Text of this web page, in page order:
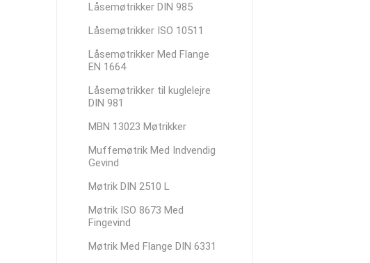
Låsemøtrikker DIN 985
Låsemøtrikker ISO 10511
Låsemøtrikker Med Flange
EN 1664
Låsemøtrikker til kuglelejre
DIN 981
MBN 13023 Møtrikker
Muffemøtrik Med Indvendig
Gevind
Møtrik DIN 2510 L
Møtrik ISO 8673 Med
Fingevind
Møtrik Med Flange DIN 6331